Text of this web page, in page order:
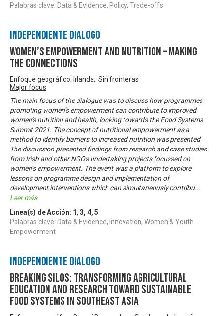
Palabras clave: Data & Evidence, Policy, Trade-offs
Independiente Diálogo
Women’s empowerment and nutrition – making
the connections
Enfoque geográfico: Irlanda, Sin fronteras
Major focus
The main focus of the dialogue was to discuss how programmes
promoting women’s empowerment can contribute to improved
women’s nutrition and health, looking towards the Food Systems
Summit 2021. The concept of nutritional empowerment as a
method to identify barriers to increased nutrition was presented.
The discussion presented findings from research and case studies
from Irish and other NGOs undertaking projects focussed on
women’s empowerment. The event was a platform to explore
lessons on programme design and implementation of
development interventions which can simultaneously contribu...
Leer más
Línea(s) de Acción: 1 , 3, 4, 5
Palabras clave: Data & Evidence, Innovation, Women & Youth
Empowerment
Independiente Diálogo
Breaking Silos: Transforming Agricultural
Education and Research toward Sustainable
Food Systems in Southeast Asia